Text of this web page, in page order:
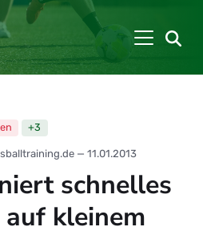
+3
— 11.01.2013
schnelles
kleinem